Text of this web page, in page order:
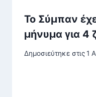
Το Σύμπαν
μήνυμα για 4
Δημοσιεύτηκε στις1